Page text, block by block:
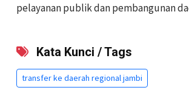
pelayanan publik dan pembangunan
Kata Kunci / Tags
transfer ke daerah regional jambi